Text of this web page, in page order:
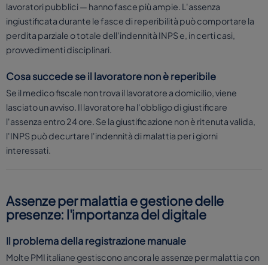
lavoratori pubblici — hanno fasce più ampie. L'assenza
ingiustificata durante le fasce di reperibilità può comportare la
perdita parziale o totale dell'indennità INPS e, in certi casi,
provvedimenti disciplinari.
Cosa succede se il lavoratore non è reperibile
Se il medico fiscale non trova il lavoratore a domicilio, viene
lasciato un avviso. Il lavoratore ha l'obbligo di giustificare
l'assenza entro 24 ore. Se la giustificazione non è ritenuta valida,
l'INPS può decurtare l'indennità di malattia per i giorni
interessati.
Assenze per malattia e gestione delle
presenze: l'importanza del digitale
Il problema della registrazione manuale
Molte PMI italiane gestiscono ancora le assenze per malattia con